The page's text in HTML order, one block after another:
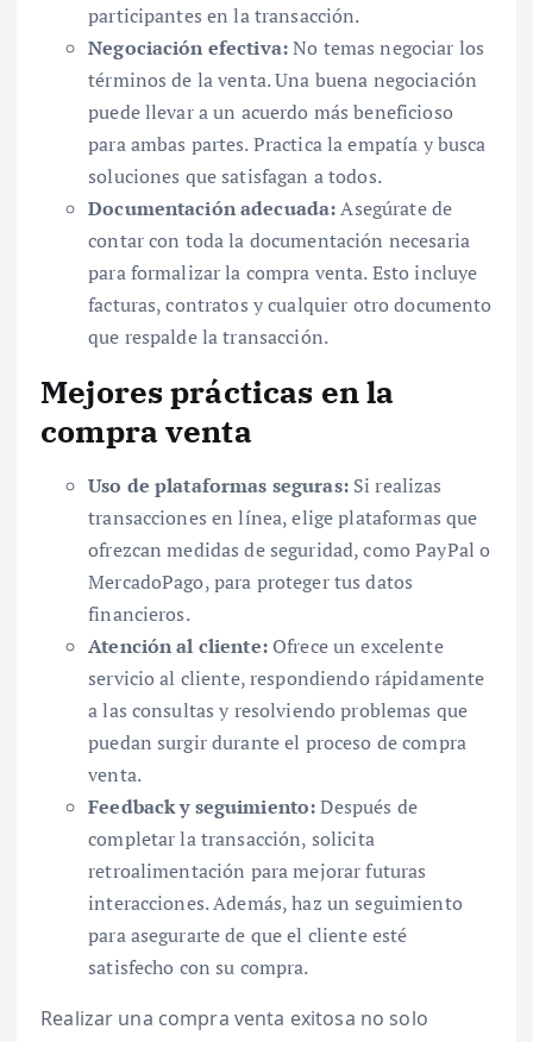
participantes en la transacción.
Negociación efectiva:No temas negociar los
términos de la venta. Una buena negociación
puede llevar a un acuerdo más beneficioso
para ambas partes. Practica la empatía y busca
soluciones que satisfagan a todos.
Documentación adecuada:Asegúrate de
contar con toda la documentación necesaria
para formalizar la compra venta. Esto incluye
facturas, contratos y cualquier otro documento
que respalde la transacción.
Mejores prácticas en la
compra venta
Uso de plataformas seguras:Si realizas
transacciones en línea, elige plataformas que
ofrezcan medidas de seguridad, como PayPal o
MercadoPago, para proteger tus datos
financieros.
Atención al cliente:Ofrece un excelente
servicio al cliente, respondiendo rápidamente
a las consultas y resolviendo problemas que
puedan surgir durante el proceso de compra
venta.
Feedback y seguimiento:Después de
completar la transacción, solicita
retroalimentación para mejorar futuras
interacciones. Además, haz un seguimiento
para asegurarte de que el cliente esté
satisfecho con su compra.
Realizar una compra venta exitosa no solo